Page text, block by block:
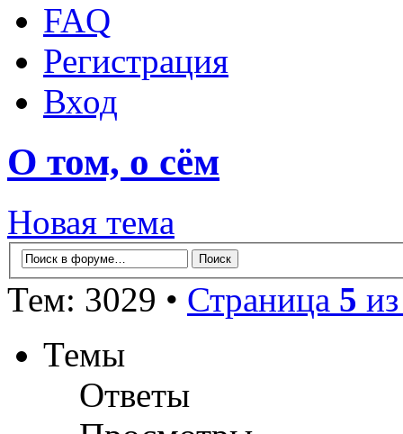
FAQ
Регистрация
Вход
О том, о сём
Новая тема
Тем: 3029 • Страница 5
Темы
Ответы